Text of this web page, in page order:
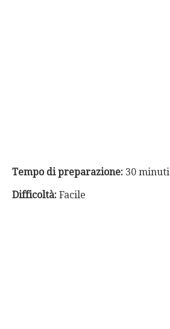
Tempo di preparazione: 30 minuti
Difficoltà: Facile